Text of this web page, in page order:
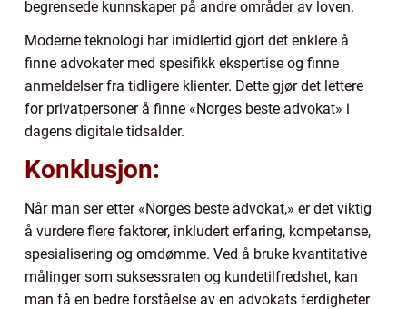
begrensede kunnskaper på andre områder av loven.
Moderne teknologi har imidlertid gjort det enklere å
finne advokater med spesifikk ekspertise og finne
anmeldelser fra tidligere klienter. Dette gjør det lettere
for privatpersoner å finne «Norges beste advokat» i
dagens digitale tidsalder.
Konklusjon:
Når man ser etter «Norges beste advokat,» er det viktig
å vurdere flere faktorer, inkludert erfaring, kompetanse,
spesialisering og omdømme. Ved å bruke kvantitative
målinger som suksessraten og kundetilfredshet, kan
man få en bedre forståelse av en advokats ferdigheter